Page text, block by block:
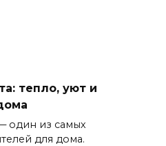
тепло, уют и
один из самых
для дома.